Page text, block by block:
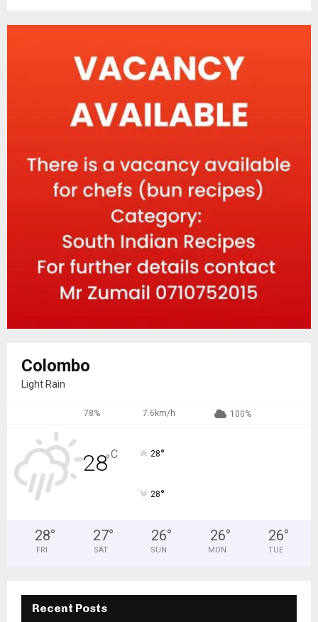
Colombo
Light Rain
78% 7.6km/h 100%
28°C 28°
28°
28°
FRI
27°
SAT
26°
SUN
26°
MON
26°
TUE
Recent Posts